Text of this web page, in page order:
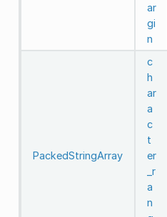
ar
gi
n
PackedStringArray
c
h
ar
a
c
t
er
_r
a
n